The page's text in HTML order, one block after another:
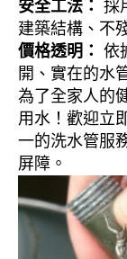
安全工法： 採
建築結構、不
價格透明： 依
開、實在的水
為了全家人的
用水！歡迎立
一的洗水管服
屏障。